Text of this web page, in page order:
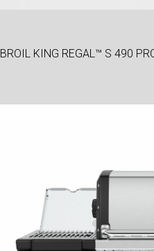
BROIL KING REGAL™ S 490